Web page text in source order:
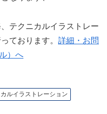
テクニカルイラストレー
ております。 詳細・お問
）へ
ルイラストレーション